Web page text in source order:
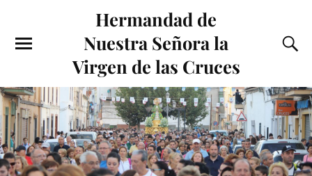
Hermandad de
Nuestra Señora la
Virgen de las Cruces